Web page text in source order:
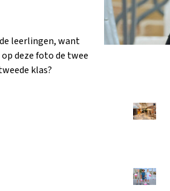
leerlingen, want
deze foto de twee
klas?